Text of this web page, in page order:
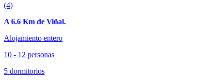
(4)
A 6.6 Km de Viñal.
Alojamiento entero
10 - 12 personas
5 dormitorios